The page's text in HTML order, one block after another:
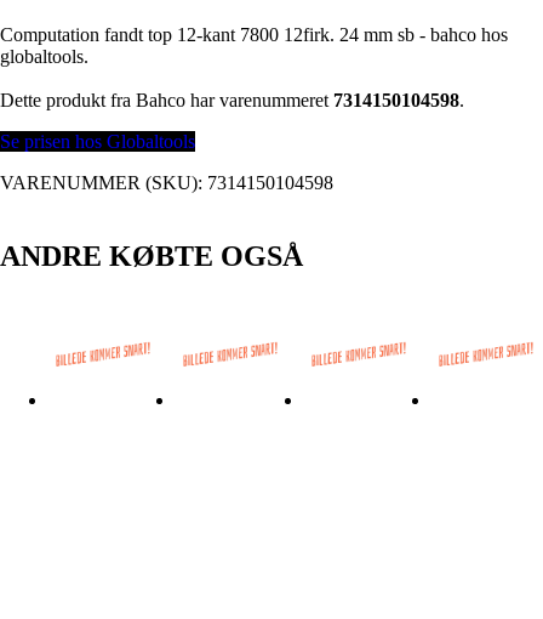
Computation fandt top 12-kant 7800 12firk. 24 mm sb - bahco hos
globaltools.
Dette produkt fra Bahco har varenummeret 7314150104598.
Se prisen hos Globaltools
VARENUMMER (SKU): 7314150104598
ANDRE KØBTE OGSÅ